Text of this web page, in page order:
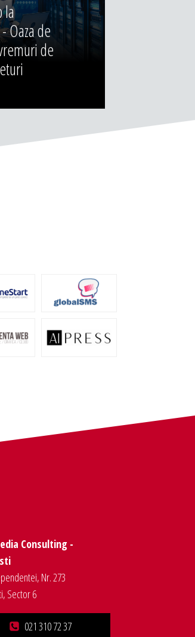
la
Oaza de
de
Consulting -
Nr. 273
Sector 6
021 310 72 37